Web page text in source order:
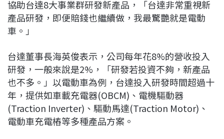
協助台達8大事業群研發新產品，「台達非常重視新
產品研發，即便賠錢也繼續做，我最驚艷就是電動
車。」
台達董事長海英俊表示，公司每年花8%的營收投入
研發，一般來說是2%，「研發若投資不夠，新產品
也不多。」以電動車為例，台達投入研發時間超過十
年，提供如車載充電器(OBCM)、電機驅動器
(Traction Inverter)、驅動馬達(Traction Motor)、
電動車充電樁等多種產品方案。